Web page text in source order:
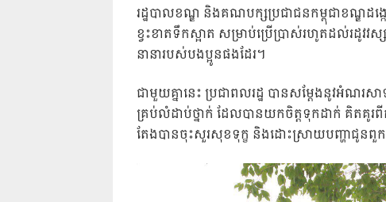
រដ្ឋបាលខណ្ឌ និងគណបក្សប្រជាជនកម្ពុជាខណ្ឌដ
ខ្វះខាតទឹកស្អាត សម្រាប់ប្រើប្រាស់រហូតដល់រ
នានារបស់បងប្អូនផងដែរ។
ជាមួយគ្នានេះ ប្រជាពលរដ្ឋ បានសម្ដែងនូវអំណ
គ្រប់លំដាប់ថ្នាក់ ដែលបានយកចិត្តទុកដាក់ គិតគូរ
តែងបានចុះសួរសុខទុក្ខ និងដោះស្រាយបញ្ហាជូនពួក